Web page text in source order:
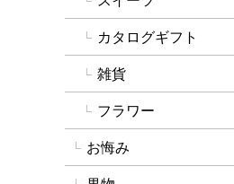
カタログギフト
雑貨
フラワー
お悔み